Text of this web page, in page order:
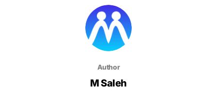
Author
M Saleh